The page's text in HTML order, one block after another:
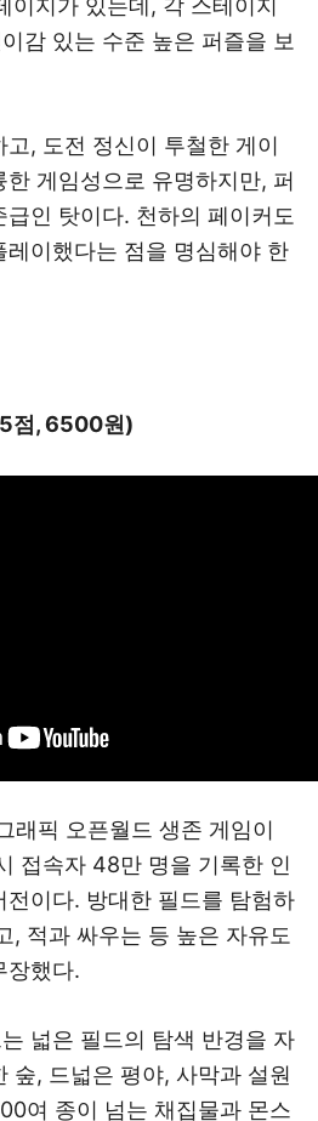
이지가 있는데, 각 스테이지
감 있는 수준 높은 퍼즐을 보
, 도전 정신이 투철한 게이
게임성으로 유명하지만, 퍼
인 탓이다. 천하의 페이커도
이했다는 점을 명심해야 한
점, 6500원)
래픽 오픈월드 생존 게임이
접속자 48만 명을 기록한 인
이다. 방대한 필드를 탐험하
, 적과 싸우는 등 높은 자유도
장했다.
넓은 필드의 탐색 반경을 자
숲, 드넓은 평야, 사막과 설원
여 종이 넘는 채집물과 몬스